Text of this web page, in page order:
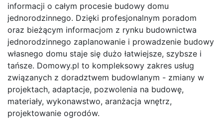
informacji o całym procesie budowy domu
jednorodzinnego. Dzięki profesjonalnym poradom
oraz bieżącym informacjom z rynku budownictwa
jednorodzinnego zaplanowanie i prowadzenie budowy
własnego domu staje się dużo łatwiejsze, szybsze i
tańsze. Domowy.pl to kompleksowy zakres usług
związanych z doradztwem budowlanym - zmiany w
projektach, adaptacje, pozwolenia na budowę,
materiały, wykonawstwo, aranżacja wnętrz,
projektowanie ogrodów.